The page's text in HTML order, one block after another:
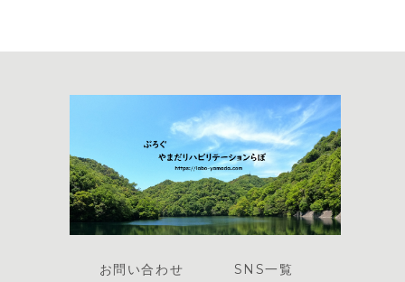
お問い合わせ SNS一覧